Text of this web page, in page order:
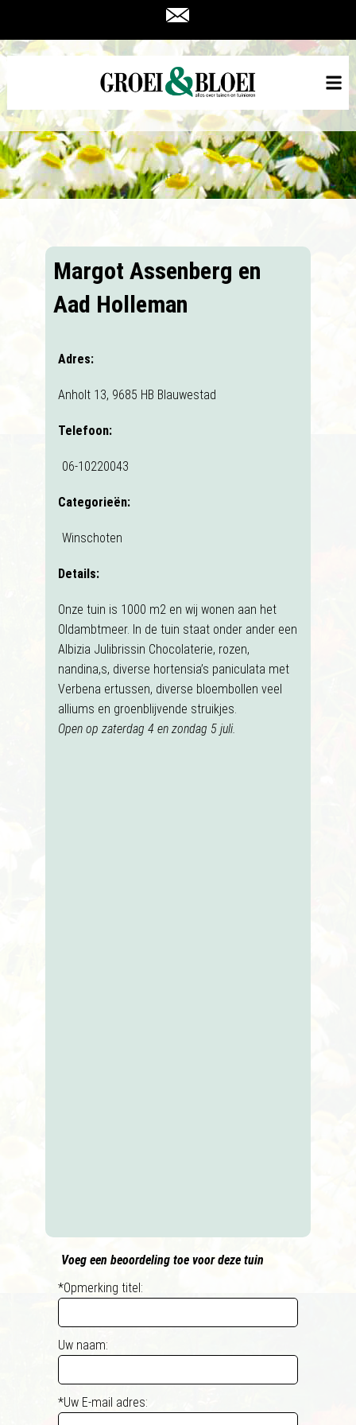
Margot Assenberg en
Aad Holleman
Adres:
Anholt 13, 9685 HB Blauwestad
Telefoon:
06-10220043
Categorieën:
Winschoten
Details:
Onze tuin is 1000 m2 en wij wonen aan het
Oldambtmeer. In de tuin staat onder ander een
Albizia Julibrissin Chocolaterie, rozen,
nandina,s, diverse hortensia’s paniculata met
Verbena ertussen, diverse bloembollen veel
alliums en groenblijvende struikjes.
Open op zaterdag 4 en zondag 5 juli.
Voeg een beoordeling toe voor deze tuin
*Opmerking titel:
Uw naam:
*Uw E-mail adres: